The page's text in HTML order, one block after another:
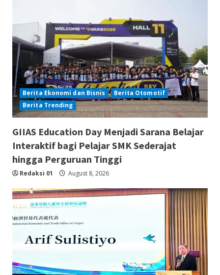
Berita Ekonomi dan Bisnis
Berita Otomotif
Berita Trending
GIIAS Education Day Menjadi Sarana Belajar
Interaktif bagi Pelajar SMK Sederajat
hingga Perguruan Tinggi
Redaksi 01 August 8, 2026